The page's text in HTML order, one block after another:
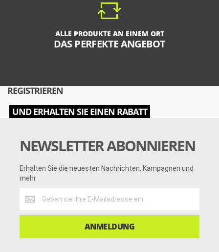
ALLE PRODUKTE AN EINEM ORT
DAS PERFEKTE ANGEBOT
REGISTRIEREN
UND ERHALTEN SIE EINEN RABATT
NEWSLETTER ABONNIEREN
Erhalten Sie die neuesten Nachrichten, Kampagnen und
mehr
Sie
ANMELDUNG